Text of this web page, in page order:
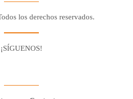
los derechos reservados.
¡SÍGUENOS!